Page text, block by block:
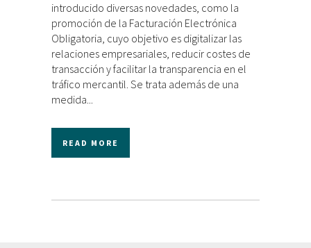
introducido diversas novedades, como la
promoción de la Facturación Electrónica
Obligatoria, cuyo objetivo es digitalizar las
relaciones empresariales, reducir costes de
transacción y facilitar la transparencia en el
tráfico mercantil. Se trata además de una
medida...
READ MORE